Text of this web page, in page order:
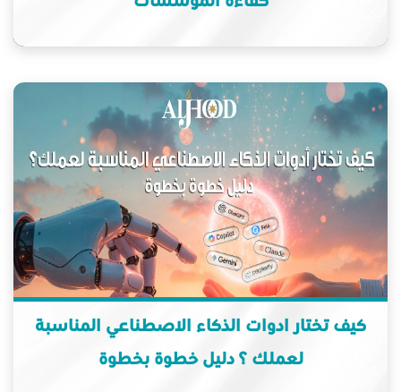
كيف تختار ادوات الذكاء الاصطناعي المناسبة
لعملك ؟ دليل خطوة بخطوة